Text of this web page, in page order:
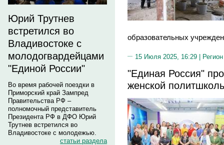
Юрий Трутнев
встретился во
Владивостоке с
молодогвардейцами
"Единой России"
Во время рабочей поездки в
Приморский край Зампред
Правительства РФ –
полномочный представитель
Президента РФ в ДФО Юрий
Трутнев встретился во
Владивостоке с молодежью.
статьи раздела
образовательных
15 Июля 2025, 16:29 |
"Единая Россия"
женской